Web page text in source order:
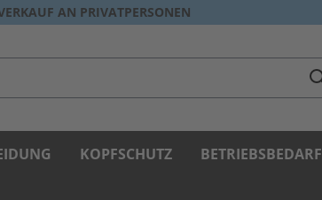
AN PRIVATPERSONEN
KOPFSCHUTZ BETRIEBSBEDARF